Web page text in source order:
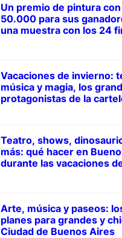
Un premio de pintura con
50.000 para sus
una muestra con los 24
Vacaciones de invierno:
música y magia, los
protagonistas de la
Teatro, shows,
más: qué hacer en
durante las vacaciones
Arte, música y paseos:
planes para grandes y
Ciudad de Buenos Aires